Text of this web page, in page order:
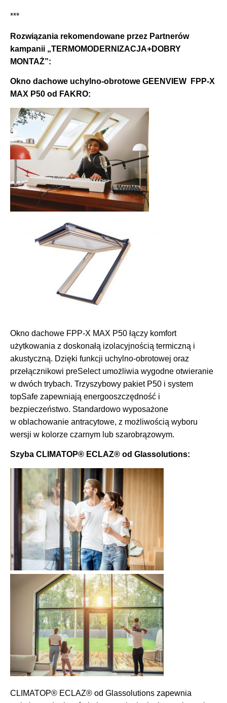
***
Rozwiązania rekomendowane przez Partnerów
kampanii „TERMOMODERNIZACJA+DOBRY
MONTAŻ”:
Okno dachowe uchylno-obrotowe GEENVIEW FPP-X
MAX P50 od FAKRO:
Okno dachowe FPP-X MAX P50 łączy komfort
użytkowania z doskonałą izolacyjnością termiczną i
akustyczną. Dzięki funkcji uchylno-obrotowej oraz
przełącznikowi preSelect umożliwia wygodne otwieranie
w dwóch trybach. Trzyszybowy pakiet P50 i system
topSafe zapewniają energooszczędność i
bezpieczeństwo. Standardowo wyposażone
w oblachowanie antracytowe, z możliwością wyboru
wersji w kolorze czarnym lub szarobrązowym.
Szyba CLIMATOP® ECLAZ® od Glassolutions:
CLIMATOP® ECLAZ® od Glassolutions zapewnia